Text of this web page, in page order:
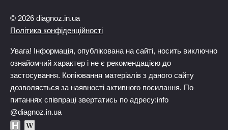
© 2026 diagnoz.in.ua
Політика конфіденційності
Увага! Інформація, опублікована на сайті, носить виключно
ознайомчий характер і не є рекомендацією до
застосування. Копіювання матеріалів з даного сайту
дозволяється за наявності активного посилання. По
питаннях співпраці звертатись по адресу:info
@diagnoz.in.ua